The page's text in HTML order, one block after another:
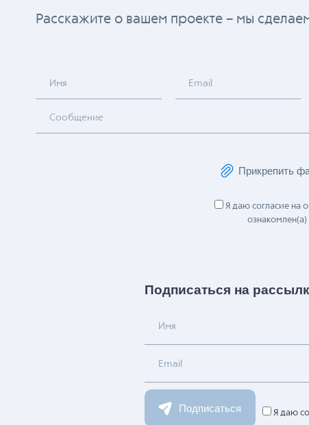
Расскажите о вашем проекте – мы
Имя Email
Сообщение
Прикрепить
Я даю согласие на
ознакомлен(а)
Подписаться на
Имя
Email
Подписаться Я даю